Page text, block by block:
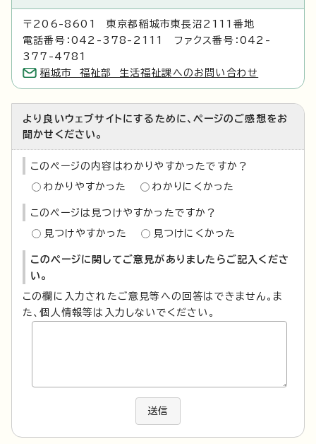
〒206-8601 東京都稲城市東長沼2111番地
電話番号：042-378-2111 ファクス番号：042-
377-4781
稲城市 福祉部 生活福祉課へのお問い合わせ
より良いウェブサイトにするために、ページのご感想をお
聞かせください。
このページの内容はわかりやすかったですか？
わかりやすかった わかりにくかった
このページは見つけやすかったですか？
見つけやすかった 見つけにくかった
このページに関してご意見がありましたらご記入くださ
い。
この欄に入力されたご意見等への回答はできません。ま
た、個人情報等は入力しないでください。
送信